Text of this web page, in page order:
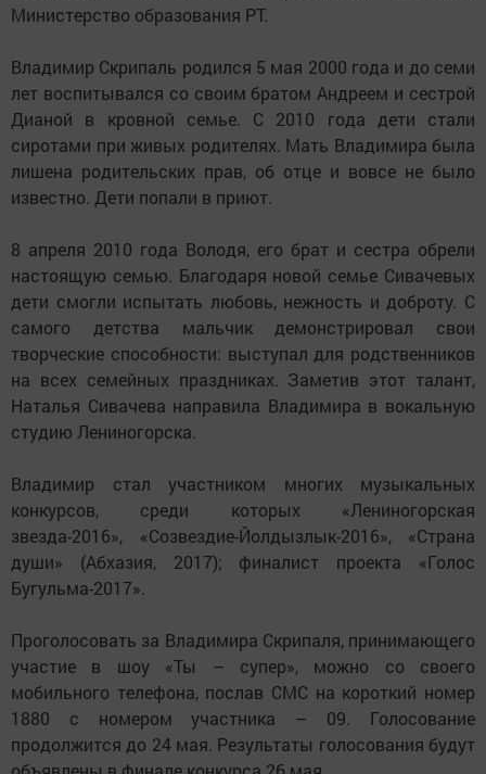
Министерство образования РТ.
Владимир Скрипаль родился 5 мая 2000 года и до семи
лет воспитывался со своим братом Андреем и сестрой
Дианой в кровной семье. С 2010 года дети стали
сиротами при живых родителях. Мать Владимира была
лишена родительских прав, об отце и вовсе не было
известно. Дети попали в приют.
8 апреля 2010 года Володя, его брат и сестра обрели
настоящую семью. Благодаря новой семье Сивачевых
дети смогли испытать любовь, нежность и доброту. С
самого детства мальчик демонстрировал свои
творческие способности: выступал для родственников
на всех семейных праздниках. Заметив этот талант,
Наталья Сивачева направила Владимира в вокальную
студию Лениногорска.
Владимир стал участником многих музыкальных
конкурсов, среди которых «Лениногорская
звезда-2016», «Созвездие-Йолдызлык-2016», «Страна
души» (Абхазия, 2017); финалист проекта «Голос
Бугульма-2017».
Проголосовать за Владимира Скрипаля, принимающего
участие в шоу «Ты – супер», можно со своего
мобильного телефона, послав СМС на короткий номер
1880 с номером участника – 09. Голосование
продолжится до 24 мая. Результаты голосования будут